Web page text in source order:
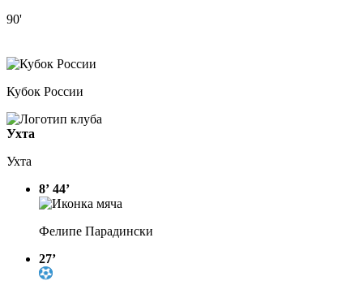
90'
Кубок России
Ухта
Ухта
8’ 44’
Фелипе Парадински
27’